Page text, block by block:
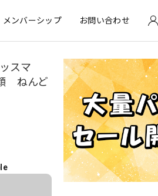
メンバーシップ お問い合わせ
スマ
ねんど